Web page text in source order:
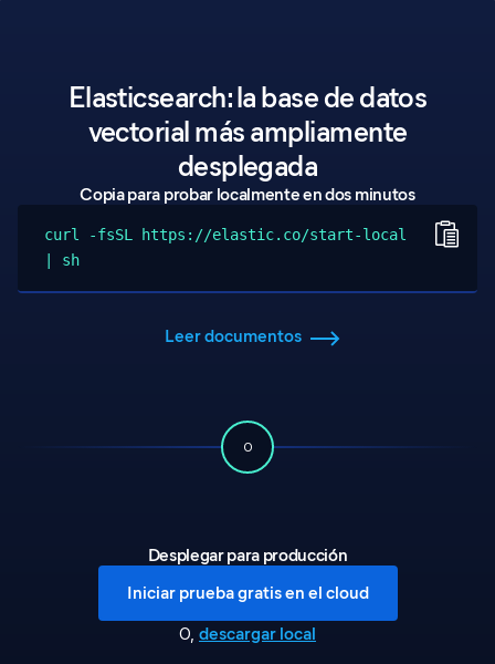
Elasticsearch: la base de datos
vectorial más ampliamente
desplegada
Copia para probar localmente en dos minutos
curl -fsSL https://elastic.co/start-local
| sh
Leer documentos
O
Desplegar para producción
Iniciar prueba gratis en el cloud
O descargar local